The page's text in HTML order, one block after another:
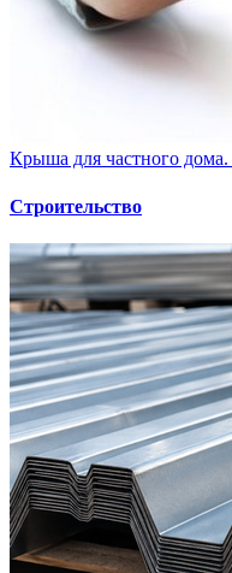
Крыша для частного
Строительство